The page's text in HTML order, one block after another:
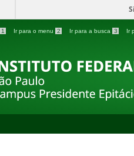
1 Ir para o menu 2 Ir para a busca 3 Ir